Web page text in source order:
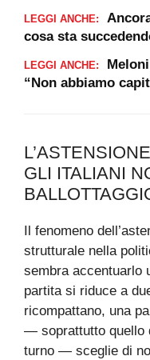
LEGGI ANCHE:
cosa sta
LEGGI ANCHE:
“Non abbiamo
GLI ITALIANI
Il fenomeno
strutturale nella
sembra accentuarlo
partita si riduce a
ricompattano, una
— soprattutto quello
turno — sceglie di